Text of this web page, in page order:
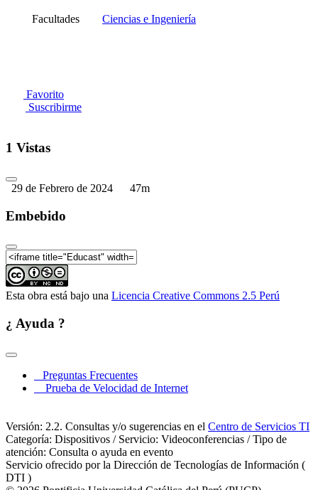
Facultades Ciencias e Ingeniería
Favorito
Suscribirme
1 Vistas
29 de Febrero de 2024 47m
Embebido
Esta obra está bajo una Licencia Creative Commons 2.5 Perú
¿ Ayuda ?
Preguntas Frecuentes
Prueba de Velocidad de Internet
Versión: 2.2. Consultas y/o sugerencias en el Centro de Servicios TI
Categoría: Dispositivos / Servicio: Videoconferencias / Tipo de
atención: Consulta o ayuda en evento
Servicio ofrecido por la Dirección de Tecnologías de Información (
DTI )